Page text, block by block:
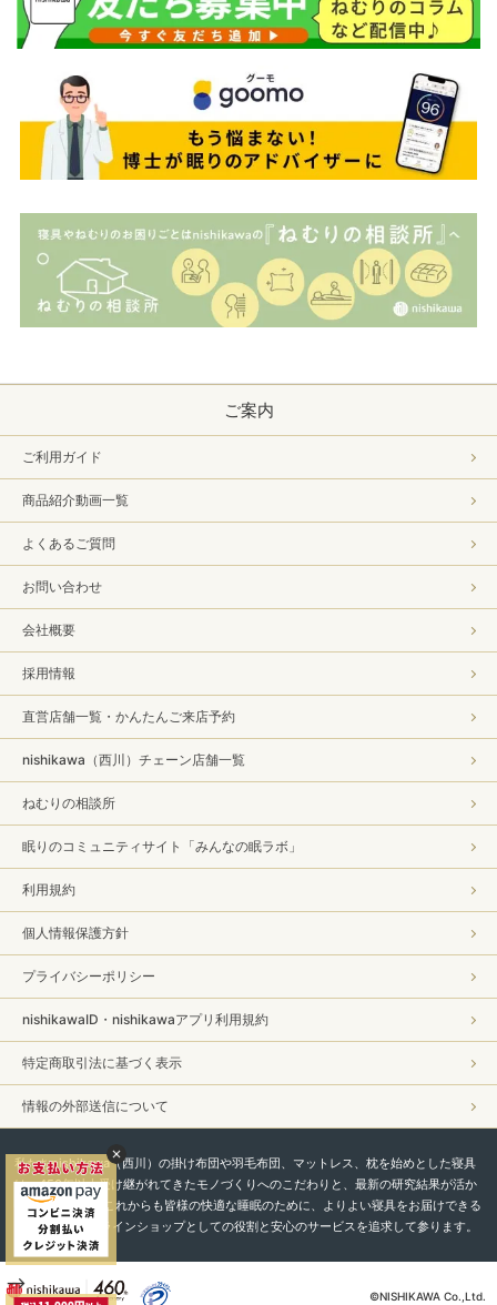
ご案内
ご利用ガイド
商品紹介動画一覧
よくあるご質問
お問い合わせ
会社概要
採用情報
直営店舗一覧・かんたんご来店予約
nishikawa（西川）チェーン店舗一覧
ねむりの相談所
眠りのコミュニティサイト「みんなの眠ラボ」
利用規約
個人情報保護方針
プライバシーポリシー
nishikawaID・nishikawaアプリ利用規約
特定商取引法に基づく表示
情報の外部送信について
私たちnishikawa（西川）の掛け布団や羽毛布団、マットレス、枕を始めとした寝具
は、450年以上受け継がれてきたモノづくりへのこだわりと、最新の研究結果が活か
されています。 これからも皆様の快適な睡眠のために、よりよい寝具をお届けできる
よう、直営オンラインショップとしての役割と安心のサービスを追求して参ります。
©NISHIKAWA Co.,Ltd.
-->